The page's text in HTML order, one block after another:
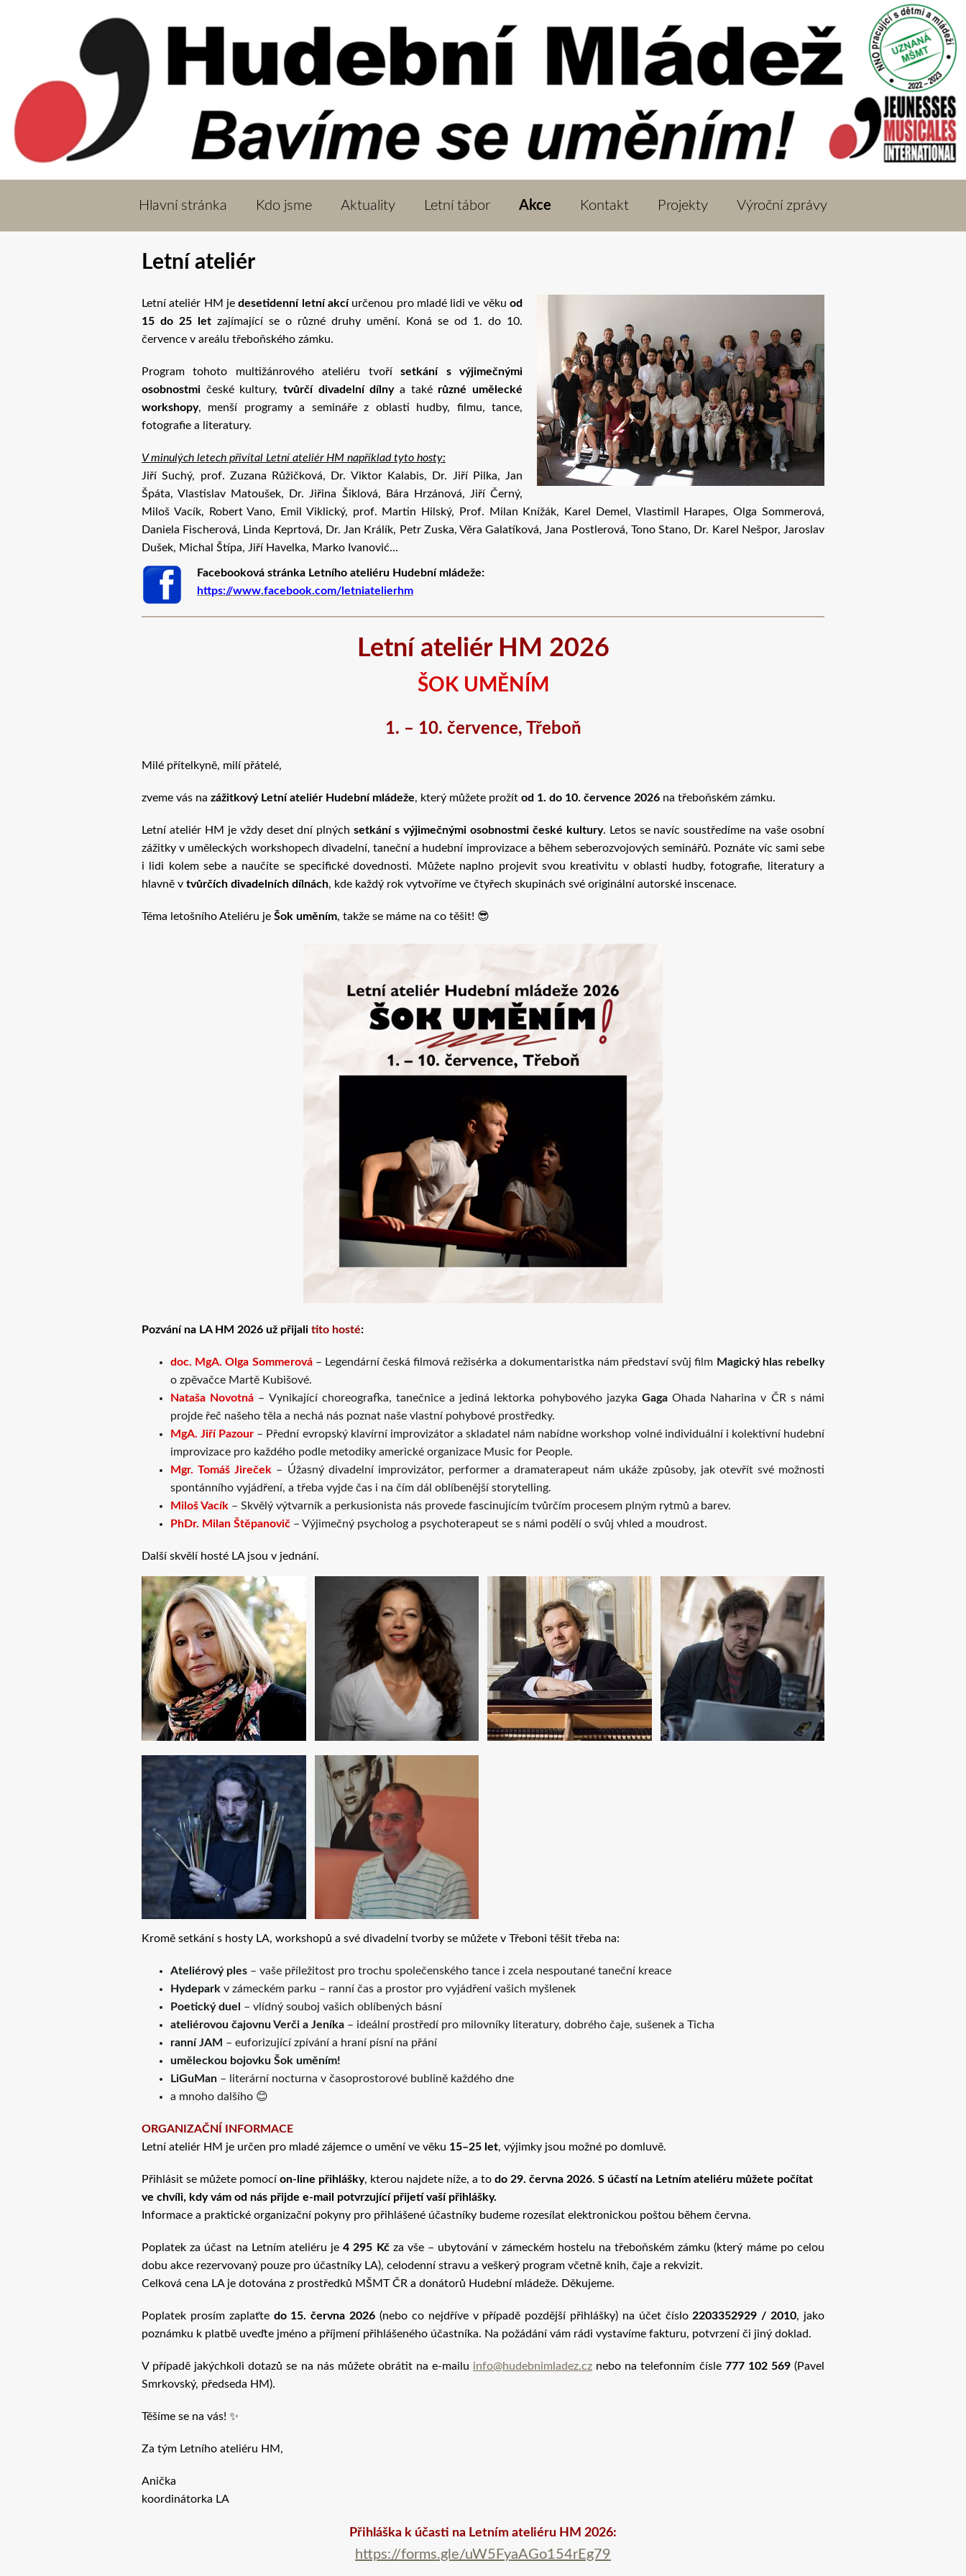
Hlavní stránka Kdo jsme Aktuality Letní tábor Akce Kontakt Projekty Výroční zprávy
Letní ateliér
Letní ateliér HM jedesetidenní letní akcíurčenou pro mladé lidi ve věkuod
15 do 25 letzajímající se o různé druhy umění. Koná se od 1. do 10.
července v areálu třeboňského zámku.
Program tohoto multižánrového ateliéru tvořísetkání s výjimečnými
osobnostmi české kultury,tvůrčí divadelní dílnya takérůzné umělecké
workshopy, menší programy a semináře z oblasti hudby, filmu, tance,
fotografie a literatury.
V minulých letech přivítal Letní ateliér HM například tyto hosty:
Jiří Suchý, prof. Zuzana Růžičková, Dr. Viktor Kalabis, Dr. Jiří Pilka, Jan
Špáta, Vlastislav Matoušek, Dr. Jiřina Šiklová, Bára Hrzánová, Jiří Černý,
Miloš Vacík, Robert Vano, Emil Viklický, prof. Martin Hilský, Prof. Milan Knížák, Karel Demel, Vlastimil Harapes, Olga Sommerová,
Daniela Fischerová, Linda Keprtová, Dr. Jan Králík, Petr Zuska, Věra Galatíková, Jana Postlerová, Tono Stano, Dr. Karel Nešpor, Jaroslav
Dušek, Michal Štípa, Jiří Havelka, Marko Ivanović...
Facebooková stránka Letního ateliéru Hudební mládeže:
https://www.facebook.com/letniatelierhm
Letní ateliér HM 2026
ŠOK UMĚNÍM
1. – 10. července, Třeboň
Milé přítelkyně, milí přátelé,
zveme vás na zážitkový Letní ateliér Hudební mládeže, který můžete prožít od 1. do 10. července 2026 na třeboňském zámku.
Letní ateliér HM je vždy deset dní plnýchsetkání s výjimečnými osobnostmi české kultury. Letos se navíc soustředíme na vaše osobní
zážitky v uměleckých workshopech divadelní, taneční a hudební improvizace a během seberozvojových seminářů. Poznáte víc sami sebe
i lidi kolem sebe a naučíte se specifické dovednosti. Můžete naplno projevit svou kreativitu v oblasti hudby, fotografie, literatury a
hlavně v tvůrčích divadelních dílnách, kde každý rok vytvoříme ve čtyřech skupinách své originální autorské inscenace.
Téma letošního Ateliéru je Šok uměním, takže se máme na co těšit! 😎
Pozvání na LA HM 2026 už přijali tito hosté:
doc. MgA. Olga Sommerová– Legendární česká filmová režisérka a dokumentaristka nám představí svůj film Magický hlas rebelky
o zpěvačce Martě Kubišové.
Nataša Novotná – Vynikající choreografka, tanečnice a jediná lektorka pohybového jazyka GagaOhada Naharina v ČR s námi
projde řeč našeho těla a nechá nás poznat naše vlastní pohybové prostředky.
MgA. Jiří Pazour – Přední evropský klavírní improvizátor a skladatel nám nabídne workshop volné individuální i kolektivní hudební
improvizace pro každého podle metodiky americké organizace Music for People.
Mgr. Tomáš Jireček – Úžasný divadelní improvizátor, performer a dramaterapeut nám ukáže způsoby, jak otevřít své možnosti
spontánního vyjádření, a třeba vyjde čas i na čím dál oblíbenější storytelling.
Miloš Vacík – Skvělý výtvarník a perkusionista nás provede fascinujícím tvůrčím procesem plným rytmů a barev.
PhDr. Milan Štěpanovič – Výjimečný psycholog a psychoterapeut se s námi podělí o svůj vhled a moudrost.
Další skvělí hosté LA jsou v jednání.
Kromě setkání s hosty LA, workshopů a své divadelní tvorby se můžete v Třeboni těšit třeba na:
Ateliérový ples – vaše příležitost pro trochu společenského tance i zcela nespoutané taneční kreace
Hydepark v zámeckém parku – ranní čas a prostor pro vyjádření vašich myšlenek
Poetický duel
– vlídný souboj vašich oblíbených básní
ateliérovou čajovnu Verči a Jeníka – ideální prostředí pro milovníky literatury, dobrého čaje, sušenek a Ticha
ranní JAM – euforizující zpívání a hraní písní na přání
uměleckou bojovku Šok uměním!
LiGuMan – literární nocturna v časoprostorové bublině každého dne
a mnoho dalšího 😊
ORGANIZAČNÍ INFORMACE
Letní ateliér HM je určen pro mladé zájemce o umění ve věku 15–25 let, výjimky jsou možné po domluvě.
Přihlásit se můžete pomocí on-line přihlášky, kterou najdete níže, a to do 29. června 2026. S účastí na Letním ateliéru můžete počítat
ve chvíli, kdy vám od nás přijde e-mail potvrzující přijetí vaší přihlášky.
Informace a praktické organizační pokyny pro přihlášené účastníky budeme rozesílat elektronickou poštou během června.
Poplatek za účast na Letním ateliéru je4 295 Kčza vše – ubytování v zámeckém hostelu na třeboňském zámku (který máme po celou
dobu akce rezervovaný pouze pro účastníky LA), celodenní stravu a veškerý program včetně knih, čaje a rekvizit.
Celková cena LA je dotována z prostředků MŠMT ČR a donátorů Hudební mládeže. Děkujeme.
Poplatek prosím zaplaťte do 15. června 2026 (nebo co nejdříve v případě pozdější přihlášky) na účet číslo 2203352929 / 2010, jako
poznámku k platbě uveďte jméno a příjmení přihlášeného účastníka. Na požádání vám rádi vystavíme fakturu, potvrzení či jiný doklad.
V případě jakýchkoli dotazů se na nás můžete obrátit na e-mailu info@hudebnimladez.cz nebo na telefonním čísle 777 102 569(Pavel
Smrkovský, předseda HM).
Těšíme se na vás! ✨
Za tým Letního ateliéru HM,
Anička
koordinátorka LA
Přihláška k účasti na Letním ateliéru HM 2026:
https://forms.gle/uW5FyaAGo154rEg79